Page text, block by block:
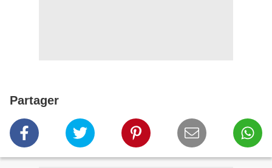
Partager